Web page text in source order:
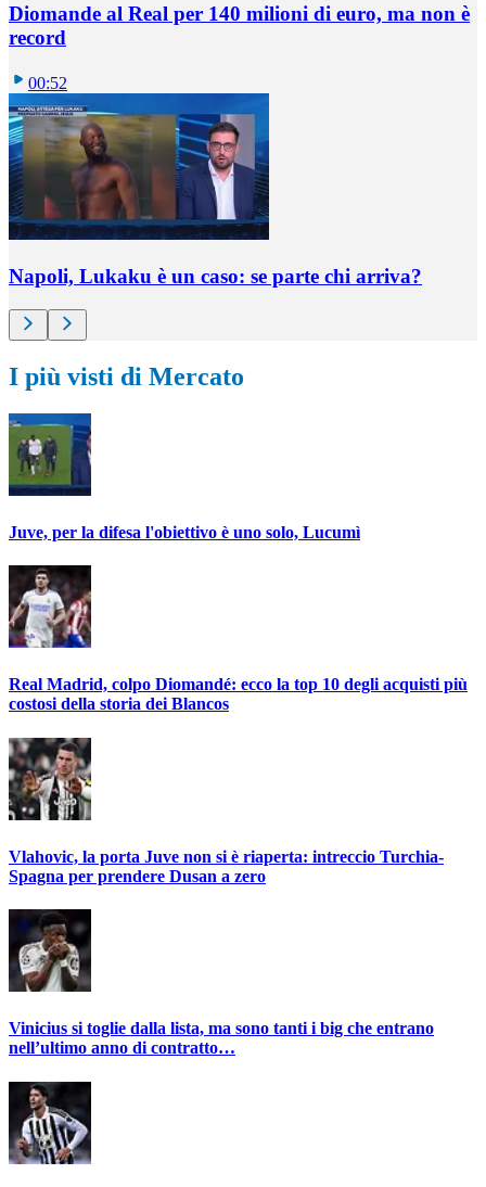
Diomande al Real per 140 milioni di euro, ma non è
record
00:52
Napoli, Lukaku è un caso: se parte chi arriva?
I più visti di Mercato
Juve, per la difesa l'obiettivo è uno solo, Lucumì
Real Madrid, colpo Diomandé: ecco la top 10 degli acquisti più
costosi della storia dei Blancos
Vlahovic, la porta Juve non si è riaperta: intreccio Turchia-
Spagna per prendere Dusan a zero
Vinicius si toglie dalla lista, ma sono tanti i big che entrano
nell’ultimo anno di contratto…